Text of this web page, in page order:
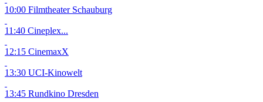
10:00 Filmtheater Schauburg
11:40 Cineplex...
12:15 CinemaxX
13:30 UCI-Kinowelt
13:45 Rundkino Dresden